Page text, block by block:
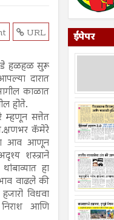
URL
हळहळ सुरू
दारात
काळात
होते.
म्हणून सत्तेत
कॅमेरे
आव आणून
शस्त्राने
हा
वाढले की
विधवा
निराश आणि
ईपेपर